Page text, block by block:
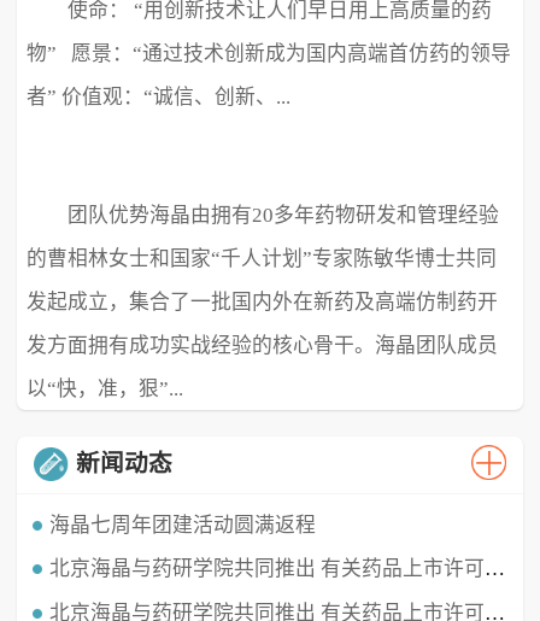
使命： “用创新技术让人们早日用上高质量的药
物” 愿景：“通过技术创新成为国内高端首仿药的领导
者” 价值观：“诚信、创新、...
极致、超越” ...
团队优势海晶由拥有20多年药物研发和管理经验
的曹相林女士和国家“千人计划”专家陈敏华博士共同
发起成立，集合了一批国内外在新药及高端仿制药开
发方面拥有成功实战经验的核心骨干。海晶团队成员
以“快，准，狠”...
新闻动态
海晶七周年团建活动圆满返程
时光穿梭，白驹过隙，海晶已经七周岁啦！这七年我们携手同行，履践致远，砥砺深耕。值此海晶周年庆典之北京海晶与药研学院共同推出 有关药品上市许可持有人（MAH）的直播课程
北京海晶生物医药科技有限公司董事长兼总经理曹相林女士再次受邀做客药研学院直播间，对药品上市许可持有
北京海晶与药研学院共同推出 有关药品上市许可持有人（MAH）的直播课程